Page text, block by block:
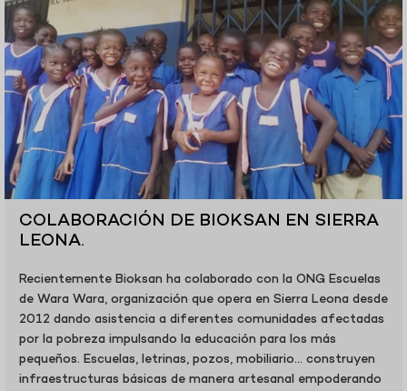
COLABORACIÓN DE BIOKSAN EN SIERRA
LEONA.
Recientemente Bioksan ha colaborado con la ONG Escuelas
de Wara Wara, organización que opera en Sierra Leona desde
2012 dando asistencia a diferentes comunidades afectadas
por la pobreza impulsando la educación para los más
pequeños. Escuelas, letrinas, pozos, mobiliario… construyen
infraestructuras básicas de manera artesanal empoderando